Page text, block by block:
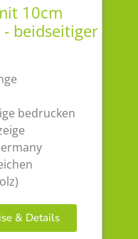
10cm
- beidseitiger
bedrucken
& Details